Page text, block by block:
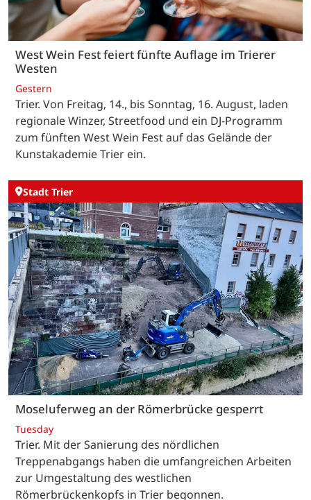
West Wein Fest feiert fünfte Auflage im Trierer
Westen
Gestern
Trier. Von Freitag, 14., bis Sonntag, 16. August, laden
regionale Winzer, Streetfood und ein DJ-Programm
zum fünften West Wein Fest auf das Gelände der
Kunstakademie Trier ein.
Stadt Trier
Moseluferweg an der Römerbrücke gesperrt
Tuesday
Trier. Mit der Sanierung des nördlichen
Treppenabgangs haben die umfangreichen Arbeiten
zur Umgestaltung des westlichen
Römerbrückenkopfs in Trier begonnen.